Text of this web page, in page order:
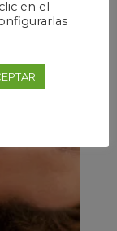
en el